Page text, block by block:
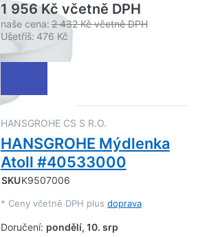
1 956 Kč včetně DPH
naše cena: 2 432 Kč včetně DPH
Ušetříš: 476 Kč
HANSGROHE CS S R.O.
HANSGROHE Mýdlenka
Atoll #40533000
SKUK9507006
* Ceny včetně DPH plus doprava
Doručení: pondělí, 10. srp